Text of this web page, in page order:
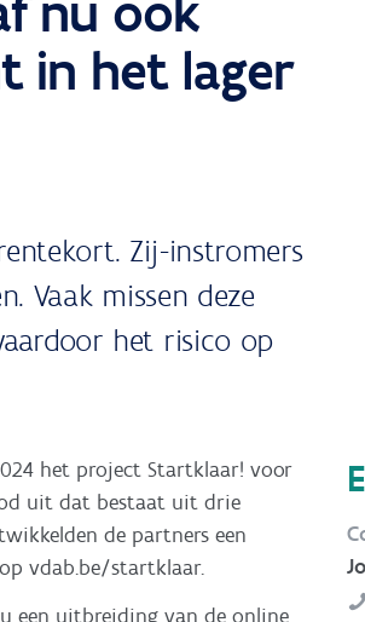
in het lager
Zij-instromers
Vaak missen deze
het risico op
het project Startklaar! voor
uit dat bestaat uit drie
de partners een
vdab.be/startklaar.
een uitbreiding van de online